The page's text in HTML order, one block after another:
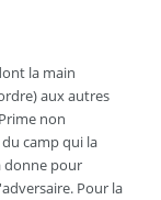
la main
aux autres
non
camp qui la
donne pour
Pour la